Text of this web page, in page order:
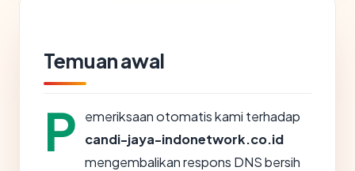
Temuan awal
P
emeriksaan otomatis kami terhadap
candi-jaya-indonetwork.co.id
mengembalikan respons DNS bersih